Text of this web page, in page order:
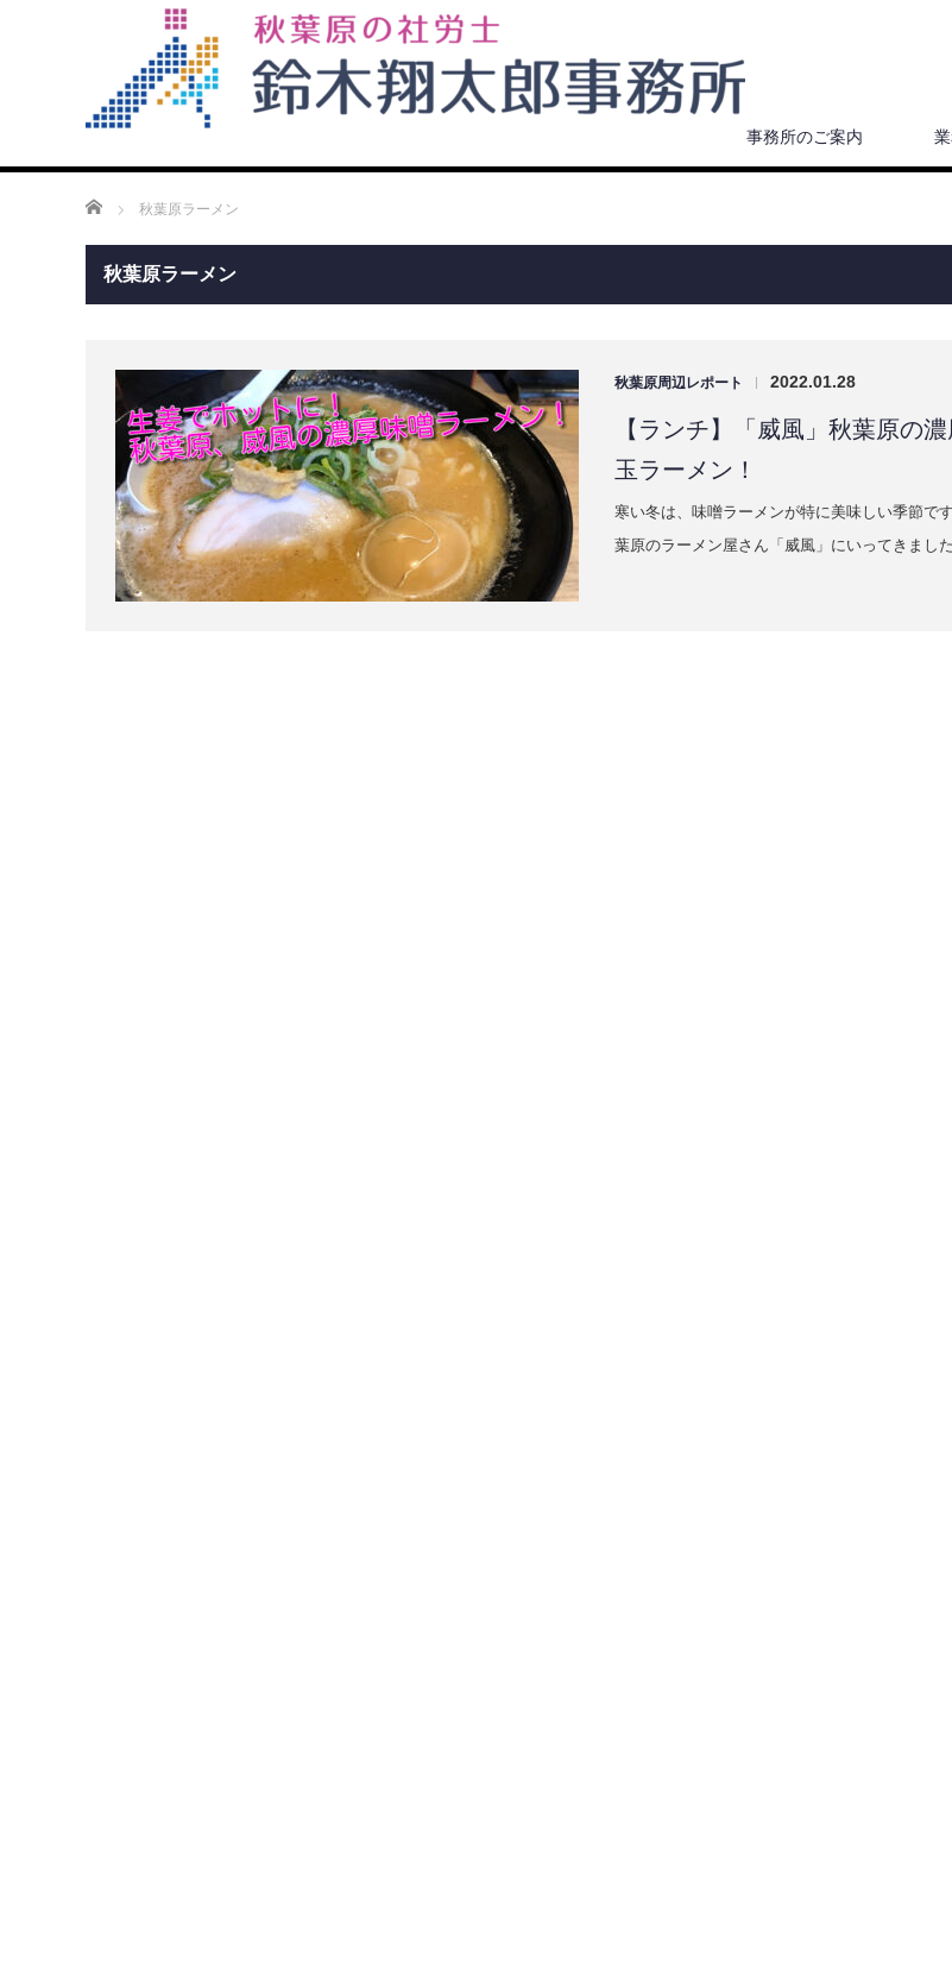
事務所のご案内
ホーム 秋葉原ラーメン
秋葉原ラーメン
秋葉原周辺レポート | 2022.01.28
【ランチ】「威風」秋葉原の
玉ラーメン！
寒い冬は、味噌ラーメンが特に美味しい季節で
葉原のラーメン屋さん「威風」にいってきまし